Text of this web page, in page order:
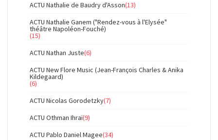
ACTU Nathalie de Baudry d'Asson(13)
ACTU Nathalie Ganem ("Rendez-vous à l'Elysée"
théâtre Napoléon-Fouché)
(15)
ACTU Nathan Juste(6)
ACTU New Flore Music (Jean-François Charles & Anika
Kildegaard)
(6)
ACTU Nicolas Gorodetzky(7)
ACTU Othman Ihraï(9)
ACTU Pablo Daniel Magee(34)